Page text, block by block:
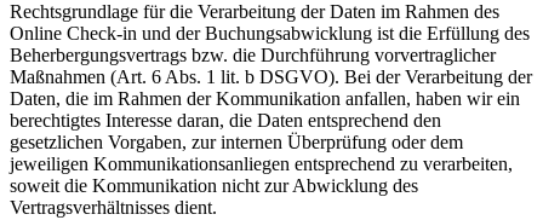
Rechtsgrundlage für die Verarbeitung der Daten im Rahmen des
Online Check-in und der Buchungsabwicklung ist die Erfüllung des
Beherbergungsvertrags bzw. die Durchführung vorvertraglicher
Maßnahmen (Art. 6 Abs. 1 lit. b DSGVO). Bei der Verarbeitung der
Daten, die im Rahmen der Kommunikation anfallen, haben wir ein
berechtigtes Interesse daran, die Daten entsprechend den
gesetzlichen Vorgaben, zur internen Überprüfung oder dem
jeweiligen Kommunikationsanliegen entsprechend zu verarbeiten,
soweit die Kommunikation nicht zur Abwicklung des
Vertragsverhältnisses dient.